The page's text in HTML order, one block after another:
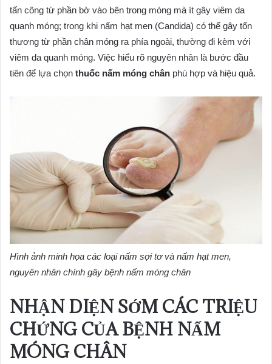
tấn công từ phần bờ vào bên trong móng mà ít gây viêm da
quanh móng; trong khi nấm hạt men (Candida) có thể gây tổn
thương từ phần chân móng ra phía ngoài, thường đi kèm với
viêm da quanh móng. Việc hiểu rõ nguyên nhân là bước đầu
tiên để lựa chọn thuốc nấm móng chân phù hợp và hiệu quả.
Hình ảnh minh họa các loại nấm sợi tơ và nấm hạt men,
nguyên nhân chính gây bệnh nấm móng chân
NHẬN DIỆN SỚM CÁC TRIỆU
CHỨNG CỦA BỆNH NẤM
MÓNG CHÂN